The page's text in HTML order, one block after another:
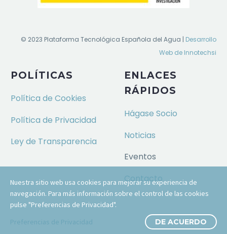
© 2023 Plataforma Tecnológica Española del Agua | Desarrollo
Web de Innotechsi
POLÍTICAS
Política de Cookies
Política de Privacidad
Ley de Transparencia
ENLACES
RÁPIDOS
Hágase Socio
Noticias
Eventos
Contacto
Nuestra sitio web usa cookies para mejorar su experiencia de
navegación. Para más información sobre el control de las cookies
pulse "Preferencias de Privacidad".
Preferencias de Privacidad
DE ACUERDO